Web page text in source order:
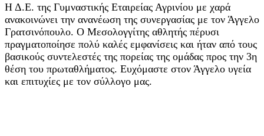
Η Δ.Ε. της Γυμναστικής Εταιρείας Αγρινίου με χαρά
ανακοινώνει την ανανέωση της συνεργασίας με τον Άγγελο
Γρατσινόπουλο. Ο Μεσολογγίτης αθλητής πέρυσι
πραγματοποίησε πολύ καλές εμφανίσεις και ήταν από τους
βασικούς συντελεστές της πορείας της ομάδας προς την 3η
θέση του πρωταθλήματος. Ευχόμαστε στον Άγγελο υγεία
και επιτυχίες με τον σύλλογο μας.